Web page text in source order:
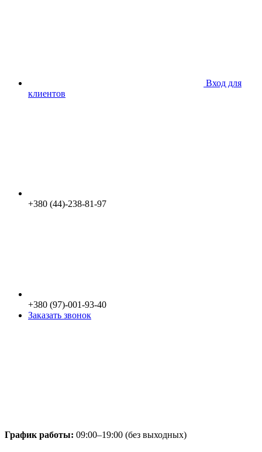
Вход для
клиентов
+380 (44)-238-81-97
+380 (97)-001-93-40
Заказать звонок
График работы: 09:00–19:00 (без выходных)